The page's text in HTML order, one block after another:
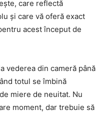
care reflectă
și care vă oferă exact
acest început de
vederea din cameră până
totul se îmbină
miere de neuitat. Nu
moment, dar trebuie să